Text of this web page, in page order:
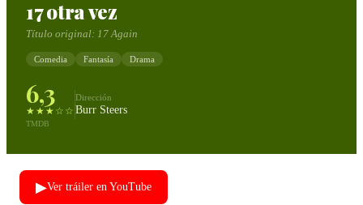
17 otra vez
Título original: 17 Again
Comedia Fantasía Drama
6,3
★★★☆☆
TMDB
Dirección
Burr Steers
▶Ver tráiler en YouTube